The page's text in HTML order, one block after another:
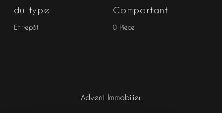
du type
Entrepôt
Comportant
0 Pièce
Advent Immobilier